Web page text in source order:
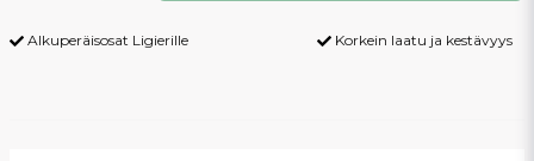
Alkuperäisosat Ligierille Korkein laatu ja kestävyys